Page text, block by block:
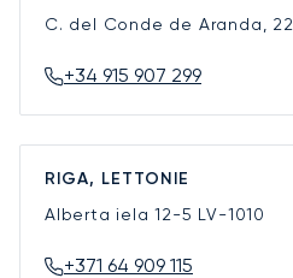
C. del Conde de Aranda, 22
+34 915 907 299
RIGA, LETTONIE
Alberta iela 12-5 LV-1010
+371 64 909 115